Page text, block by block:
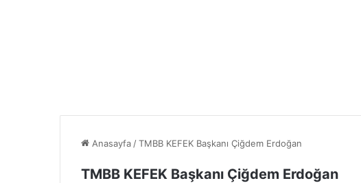
Anasayfa /TMBB KEFEK Başkanı Çiğdem Erdoğan
TMBB KEFEK Başkanı Çiğdem Erdoğan